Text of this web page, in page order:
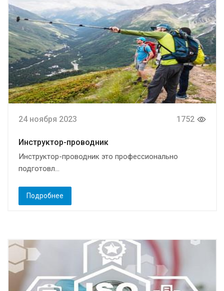
24 ноября 2023 1752
Инструктор-проводник
Инструктор-проводник это профессионально
подготовл...
Подробнее